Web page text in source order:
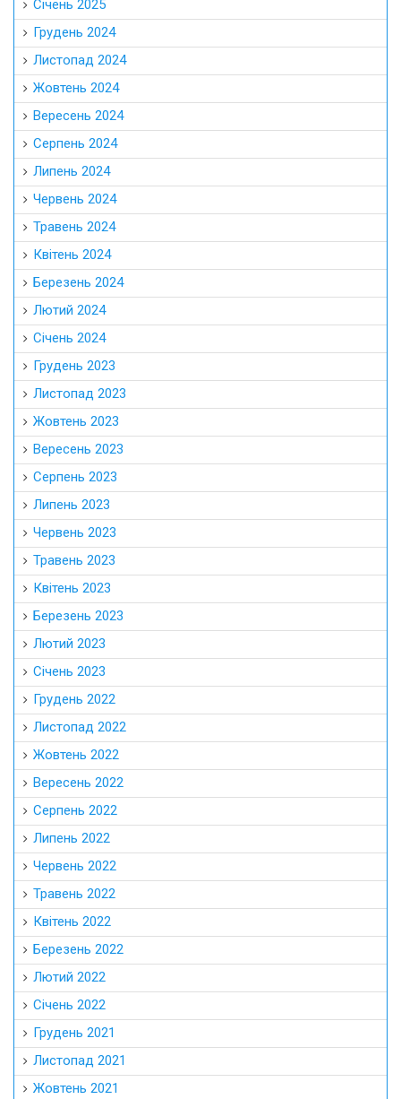
Січень 2025
Грудень 2024
Листопад 2024
Жовтень 2024
Вересень 2024
Серпень 2024
Липень 2024
Червень 2024
Травень 2024
Квітень 2024
Березень 2024
Лютий 2024
Січень 2024
Грудень 2023
Листопад 2023
Жовтень 2023
Вересень 2023
Серпень 2023
Липень 2023
Червень 2023
Травень 2023
Квітень 2023
Березень 2023
Лютий 2023
Січень 2023
Грудень 2022
Листопад 2022
Жовтень 2022
Вересень 2022
Серпень 2022
Липень 2022
Червень 2022
Травень 2022
Квітень 2022
Березень 2022
Лютий 2022
Січень 2022
Грудень 2021
Листопад 2021
Жовтень 2021